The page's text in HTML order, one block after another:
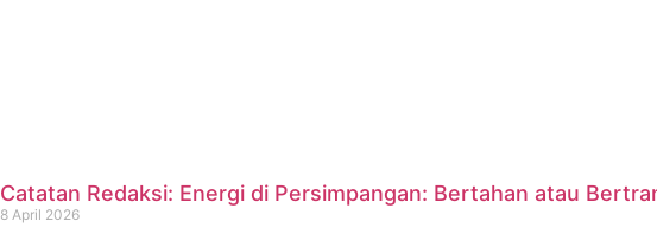
Catatan Redaksi: Energi di Persimpangan: Bertahan atau
8 April 2026